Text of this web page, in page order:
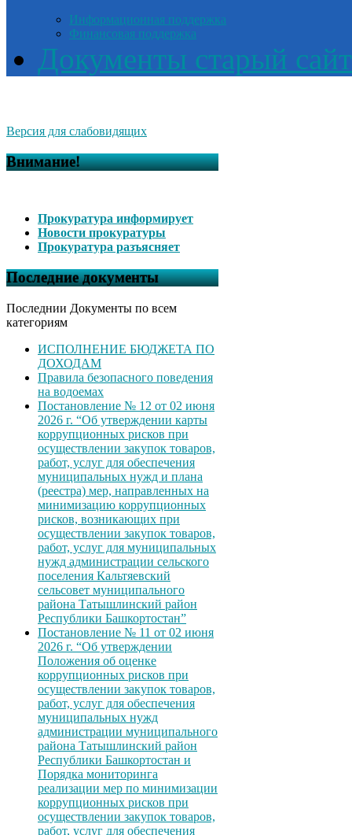
Информационная поддержка
Финансовая поддержка
Документы старый сайт
Версия для слабовидящих
Внимание!
Прокуратура информирует
Новости прокуратуры
Прокуратура разъясняет
Последние документы
Последнии Документы по всем
категориям
ИСПОЛНЕНИЕ БЮДЖЕТА ПО
ДОХОДАМ
Правила безопасного поведения
на водоемах
Постановление № 12 от 02 июня
2026 г. “Об утверждении карты
коррупционных рисков при
осуществлении закупок товаров,
работ, услуг для обеспечения
муниципальных нужд и плана
(реестра) мер, направленных на
минимизацию коррупционных
рисков, возникающих при
осуществлении закупок товаров,
работ, услуг для муниципальных
нужд администрации сельского
поселения Кальтяевский
сельсовет муниципального
района Татышлинский район
Республики Башкортостан”
Постановление № 11 от 02 июня
2026 г. “Об утверждении
Положения об оценке
коррупционных рисков при
осуществлении закупок товаров,
работ, услуг для обеспечения
муниципальных нужд
администрации муниципального
района Татышлинский район
Республики Башкортостан и
Порядка мониторинга
реализации мер по минимизации
коррупционных рисков при
осуществлении закупок товаров,
работ, услуг для обеспечения